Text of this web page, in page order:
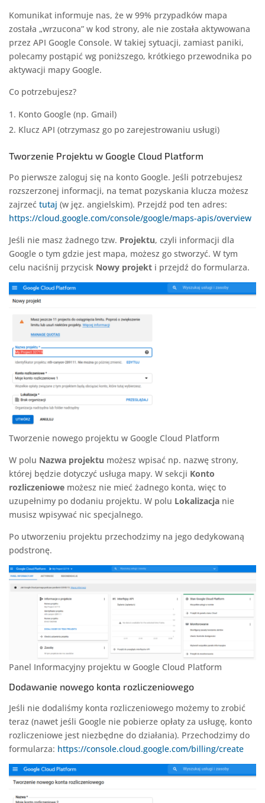
Komunikat informuje nas, że w 99% przypadków mapa
została „wrzucona” w kod strony, ale nie została aktywowana
przez API Google Console. W takiej sytuacji, zamiast paniki,
polecamy postąpić wg poniższego, krótkiego przewodnika po
aktywacji mapy Google.
Co potrzebujesz?
Konto Google (np. Gmail)
Klucz API (otrzymasz go po zarejestrowaniu usługi)
Tworzenie Projektu w Google Cloud Platform
Po pierwsze zaloguj się na konto Google. Jeśli potrzebujesz
rozszerzonej informacji, na temat pozyskania klucza możesz
zajrzeć tutaj (w jęz. angielskim). Przejdź pod ten adres:
https://cloud.google.com/console/google/maps-apis/overview
Jeśli nie masz żadnego tzw. Projektu, czyli informacji dla
Google o tym gdzie jest mapa, możesz go stworzyć. W tym
celu naciśnij przycisk Nowy projekt i przejdź do formularza.
Tworzenie nowego projektu w Google Cloud Platform
W polu Nazwa projektu możesz wpisać np. nazwę strony,
której będzie dotyczyć usługa mapy. W sekcji Konto
rozliczeniowe możesz nie mieć żadnego konta, więc to
uzupełnimy po dodaniu projektu. W polu Lokalizacja nie
musisz wpisywać nic specjalnego.
Po utworzeniu projektu przechodzimy na jego dedykowaną
podstronę.
Panel Informacyjny projektu w Google Cloud Platform
Dodawanie nowego konta rozliczeniowego
Jeśli nie dodaliśmy konta rozliczeniowego możemy to zrobić
teraz (nawet jeśli Google nie pobierze opłaty za usługę, konto
rozliczeniowe jest niezbędne do działania). Przechodzimy do
formularza: https://console.cloud.google.com/billing/create